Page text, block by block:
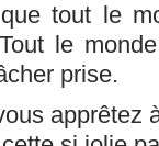
tout le
le
prise.
apprêtez